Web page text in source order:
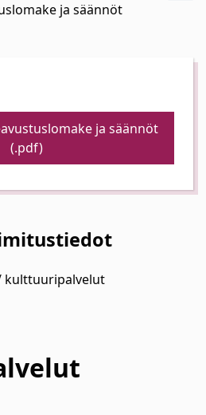
ja säännöt
ja säännöt
(.pdf)
kulttuuripalvelut